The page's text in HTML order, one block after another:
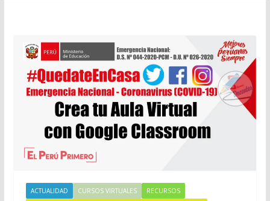
ACTUALIDAD CURSOS VIRTUALES
RECURSOS